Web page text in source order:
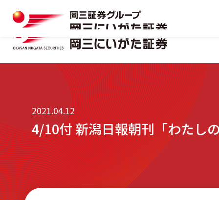
岡三にいがた証券の特長
おトクな制度を味方につける
株式
NISA
マーケット情報一覧
キャンペーン情報
本店
十日町支店
見附支店
新発田支店
小千谷営業所
口座開設
資料請求フォーム
岡三にいがた証券の特長
おトクな制度を味方につける
株式
NISA
相続・贈与サポート
マーケット情報一覧
キャンペーン情報
十日町支店
見附支店
新発田支店
小千谷営業所
口座開設
資料請求フォーム
2021.04.12
4/10付 新潟日報朝刊「わたし